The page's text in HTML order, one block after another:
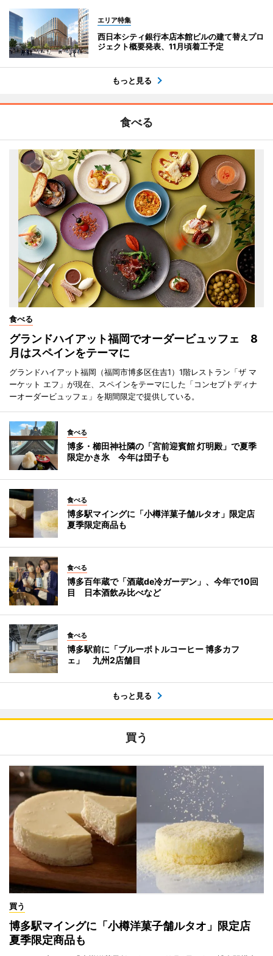
エリア特集
西日本シティ銀行本店本館ビルの建て替えプロ
ジェクト概要発表、11月頃着工予定
もっと見る
食べる
食べる
グランドハイアット福岡でオーダービュッフェ 8
月はスペインをテーマに
グランドハイアット福岡（福岡市博多区住吉1）1階レストラン「ザ マ
ーケット エフ」が現在、スペインをテーマにした「コンセプトディナ
ーオーダービュッフェ」を期間限定で提供している。
食べる
博多・櫛田神社隣の「宮前迎賓館 灯明殿」で夏季
限定かき氷 今年は団子も
食べる
博多駅マイングに「小樽洋菓子舗ルタオ」限定店
夏季限定商品も
食べる
博多百年蔵で「酒蔵de冷ガーデン」、今年で10回
目 日本酒飲み比べなど
食べる
博多駅前に「ブルーボトルコーヒー 博多カフ
ェ」 九州2店舗目
もっと見る
買う
買う
博多駅マイングに「小樽洋菓子舗ルタオ」限定店
夏季限定商品も